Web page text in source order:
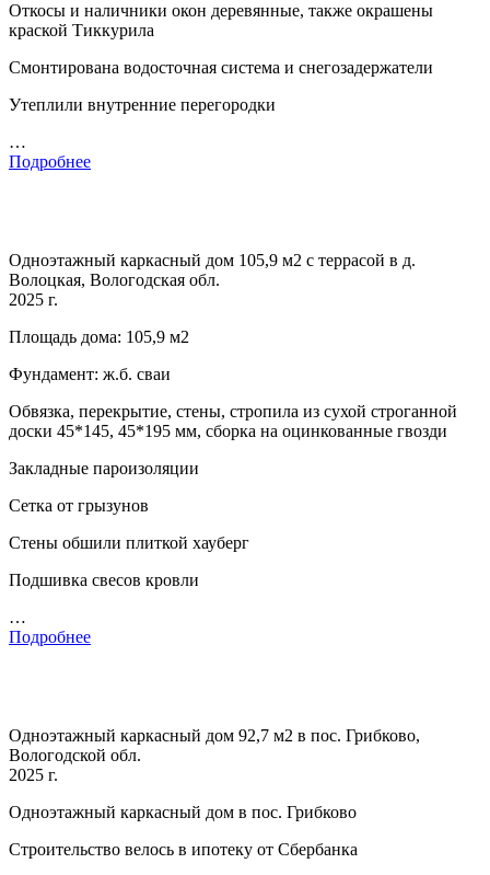
Откосы и наличники окон деревянные, также окрашены
краской Тиккурила
Смонтирована водосточная система и снегозадержатели
Утеплили внутренние перегородки
…
Подробнее
Одноэтажный каркасный дом 105,9 м2 с террасой в д.
Волоцкая, Вологодская обл.
2025 г.
Площадь дома: 105,9 м2
Фундамент: ж.б. сваи
Обвязка, перекрытие, стены, стропила из сухой строганной
доски 45*145, 45*195 мм, сборка на оцинкованные гвозди
Закладные пароизоляции
Сетка от грызунов
Стены обшили плиткой хауберг
Подшивка свесов кровли
…
Подробнее
Одноэтажный каркасный дом 92,7 м2 в пос. Грибково,
Вологодской обл.
2025 г.
Одноэтажный каркасный дом в пос. Грибково
Строительство велось в ипотеку от Сбербанка